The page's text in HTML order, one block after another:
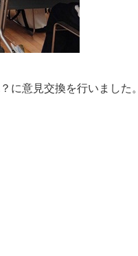
に意見交換を行いました。